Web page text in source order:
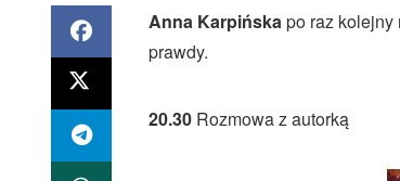
Anna Karpińskapo raz
prawdy.
20.30 Rozmowa z autorką